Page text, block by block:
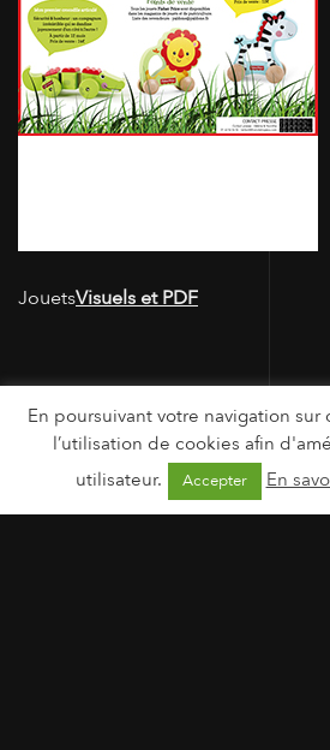
JouetsVisuels et PDF
En poursuivant votre navigation sur
l’utilisation de cookies afin
utilisateur.
Accepter En